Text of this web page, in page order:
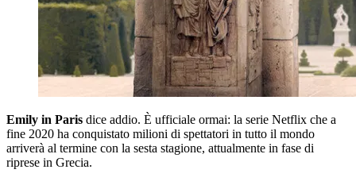
Emily in Paris dice addio. È ufficiale ormai: la serie Netflix che a
fine 2020 ha conquistato milioni di spettatori in tutto il mondo
arriverà al termine con la sesta stagione, attualmente in fase di
riprese in Grecia.